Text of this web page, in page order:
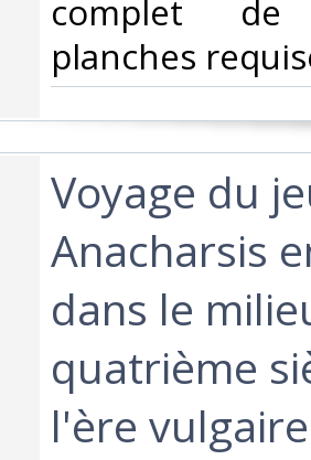
complet
planches
‎Voyage du
Anacharsis
dans le
quatrième
l'ère